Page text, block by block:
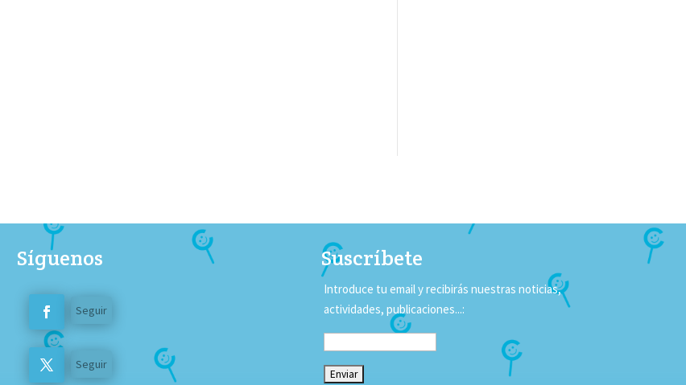
Síguenos
Seguir
Seguir
Suscríbete
Introduce tu email y recibirás nuestras noticias,
actividades, publicaciones...: